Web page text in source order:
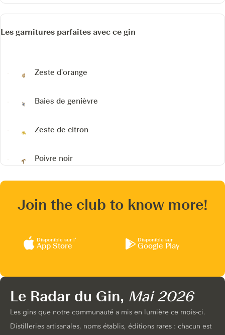
Les garnitures parfaites avec ce gin
Zeste d'orange
Baies de genièvre
Zeste de citron
Poivre noir
Join the club to know more!
Disponible sur l’
App Store
Disponible sur
Google Play
Le Radar du Gin, Mai 2026
Les gins que notre communauté a mis en lumière ce mois-ci.
Distilleries artisanales, noms établis, éditions rares : chacun est